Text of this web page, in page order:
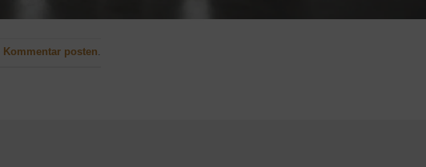
Kommentar posten.